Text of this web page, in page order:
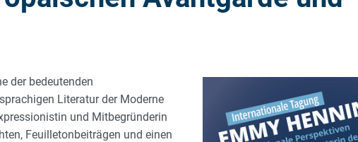
der bedeutenden
Literatur der Moderne
und Mitbegründerin
Feuilletonbeiträgen und einen